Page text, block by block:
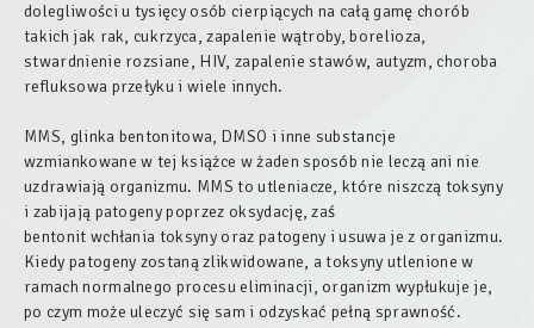
dolegliwości u tysięcy osób cierpiących na całą gamę chorób
takich jak rak, cukrzyca, zapalenie wątroby, borelioza,
stwardnienie rozsiane, HIV, zapalenie stawów, autyzm, choroba
refluksowa przełyku i wiele innych.
MMS, glinka bentonitowa, DMSO i inne substancje
wzmiankowane w tej książce w żaden sposób nie leczą ani nie
uzdrawiają organizmu. MMS to utleniacze, które niszczą toksyny
i zabijają patogeny poprzez oksydację, zaś
bentonit wchłania toksyny oraz patogeny i usuwa je z organizmu.
Kiedy patogeny zostaną zlikwidowane, a toksyny utlenione w
ramach normalnego procesu eliminacji, organizm wypłukuje je,
po czym może uleczyć się sam i odzyskać pełną sprawność.